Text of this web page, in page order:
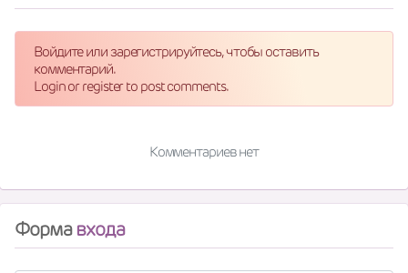
Войдите или зарегистрируйтесь, чтобы оставить
комментарий.
Login or register to post comments.
Комментариев нет
Формавхода